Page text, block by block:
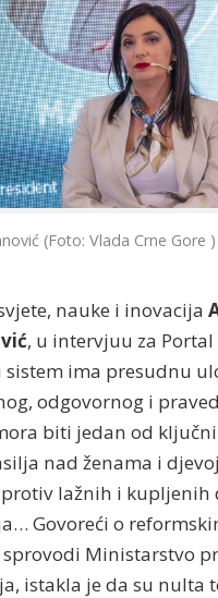
(Foto: Vlada Crne Gore )
nauke i inovacija
, u intervjuu za Portal
sistem ima presudnu
odgovornog i
biti jedan od
nad ženama i
lažnih i kupljenih
Govoreći o
Ministarstvo
istakla je da su nulta